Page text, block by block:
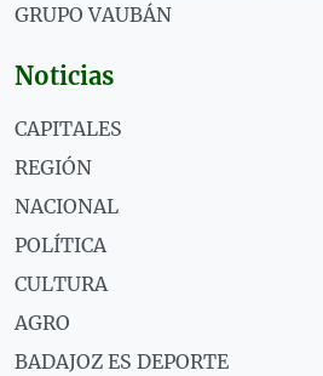
GRUPO VAUBÁN
Noticias
CAPITALES
REGIÓN
NACIONAL
POLÍTICA
CULTURA
AGRO
BADAJOZ ES DEPORTE